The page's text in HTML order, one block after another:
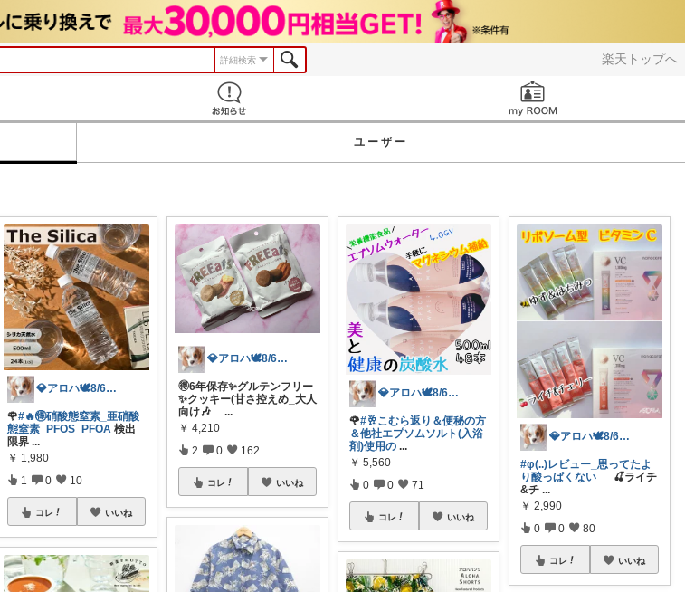
楽天トップへ
詳細検索
ユーザー
💎アロハ🕊️8/6ありがと✨無添加
🌹#🔥🉐硝酸態窒素_亜硝酸
態窒素_PFOS_PFOA 検出
限界 ...
￥ 1,980
1 0 10
コレ いいね
💎アロハ🕊️8/6ありがと✨無添加
🉐6年保存✨グルテンフリー
✨クッキー(甘さ控えめ_大人
向け🎶
...
￥ 4,210
2 0 162
コレ いいね
💎アロハ🕊️8/6ありがと✨無添加
🌹#🥂こむら返り＆便秘の方
＆他社エプソムソルト(入浴
剤)使用の ...
￥ 5,560
0 0 71
コレ いいね
💎アロハ🕊️8/6ありがと✨無添加
#φ(..)レビュー_思ってたよ
り酸っぱくない_
🍒ライチ
&チ ...
￥ 2,990
0 0 80
コレ いいね